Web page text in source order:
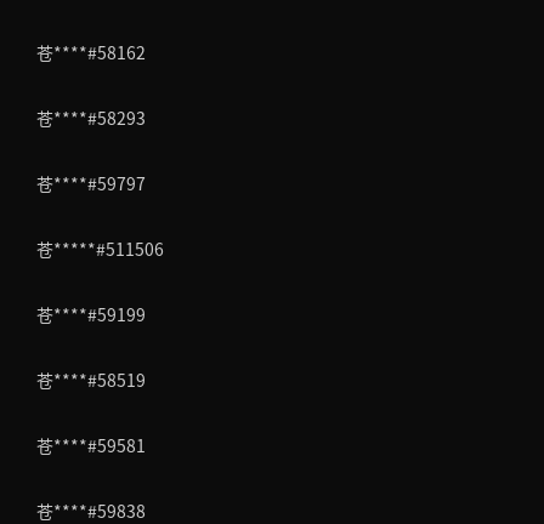
苍****#58162
苍****#58293
苍****#59797
苍*****#511506
苍****#59199
苍****#58519
苍****#59581
苍****#59838